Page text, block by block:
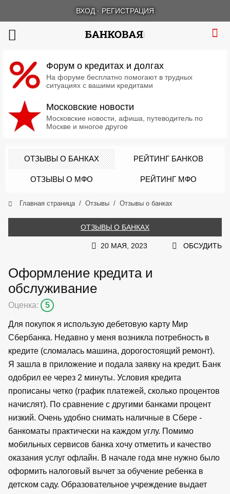
ВХОД · РЕГИСТРАЦИЯ
Форум о кредитах и долгах
На форуме бесплатно помогают в трудных
ситуациях с вашими кредитами
Московские новости
Московские новости, афиша, путеводитель по
Москве и многое другое
ОТЗЫВЫ О БАНКАХ РЕЙТИНГ БАНКОВ
ОТЗЫВЫ О МФО РЕЙТИНГ МФО
Главная страница Отзывы Отзывы о банках
ОТЗЫВЫ О БАНКАХ
20 МАЯ, 2023 ОБСУДИТЬ
Оформление кредита и
обслуживание
Оценка: 5
Для покупок я использую дебетовую карту Мир
Сбербанка. Недавно у меня возникла потребность в
кредите (сломалась машина, дорогостоящий ремонт).
Я зашла в приложение и подала заявку на кредит. Банк
одобрил ее через 2 минуты. Условия кредита
прописаны четко (график платежей, сколько процентов
начислят). По сравнение с другими банками процент
низкий. Очень удобно снимать наличные в Сбере -
банкоматы практически на каждом углу. Помимо
мобильных сервисов банка хочу отметить и качество
оказания услуг офлайн. В начале года мне нужно было
оформить налоговый вычет за обучение ребенка в
детском саду. Образовательное учреждение выдает